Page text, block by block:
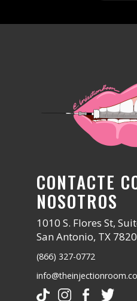
CONTACTE
NOSOTROS
1010 S. Flores St,
San Antonio, TX
(866) 327-0772